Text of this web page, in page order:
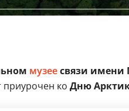
музеесвязи имени
приурочен ко Дню